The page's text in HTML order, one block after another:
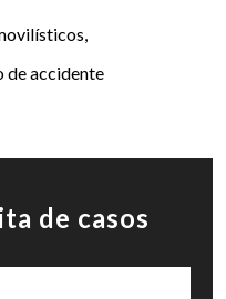
de accidente
de casos